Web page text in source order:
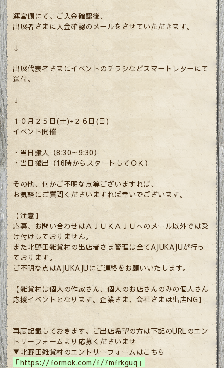
運営側にて、ご入金確認後、
出展者さまに入金確認のメールをさせていただきます。
↓
出展代表者さまにイベントのチラシなどスマートレターにて
送付。
↓
１０月２５日(土)+２６日(日)
イベント開催
・当日搬入（8:30～9:30）
・当日搬出（16時からスタートしてＯＫ）
その他、何かご不明な点等ございますれば、
お気軽にご質問くださいますれば幸いでございます。
【注意】
応募、お問い合わせはＡＪＵＫＡＪＵへのメール以外では受
け付けしておりません。
また北野田雑貨村の出店者さま管理は全てAJUKAJUが行っ
ております。
ご不明な点はAJUKAJUにご連絡をお願いいたします。
【雑貨村は個人の作家さん、個人のお店さんのみの個人さん
応援イベントとなります。企業さま、会社さまは出店NG】
再度記載しておきます。ご出店希望の方は下記のURLのエン
トリーフォームより応募くださいませ
▼北野田雑貨村のエントリーフォームはこちら
「https://formok.com/f/7mfrkguq」